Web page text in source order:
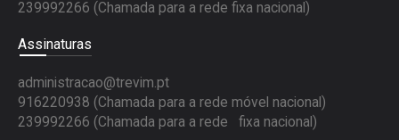
239992266 (Chamada para a rede fixa nacional)
Assinaturas
administracao@trevim.pt
916220938 (Chamada para a rede móvel nacional)
239992266 (Chamada para a rede fixa nacional)